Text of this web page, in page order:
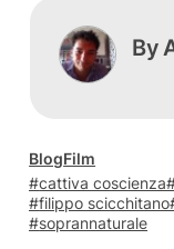
By
BlogFilm
cattiva coscienza
filippo scicchitano
soprannaturale